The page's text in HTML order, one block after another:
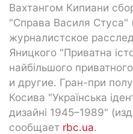
Вахтангом Кипиани
"Справа Василя Стуса"
журналистское
Яницкого "Приватна
найбільшого
и другие. Гран-при
Косива "Українська
дизайні 1945–1989"
сообщает rbc.ua.